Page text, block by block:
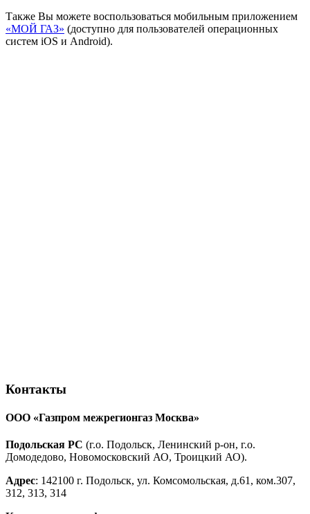
Также Вы можете воспользоваться мобильным приложением
«МОЙ ГАЗ» (доступно для пользователей операционных
систем iOS и Android).
Контакты
ООО «Газпром межрегионгаз Москва»
Подольская РС (г.о. Подольск, Ленинский р-он, г.о.
Домодедово, Новомосковский АО, Троицкий АО).
Адрес: 142100 г. Подольск, ул. Комсомольская, д.61, ком.307,
312, 313, 314